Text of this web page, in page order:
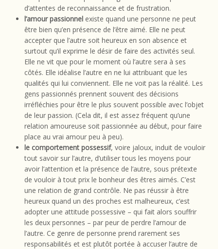
d’attentes de reconnaissance et de frustration.
l’amour passionnel existe quand une personne ne peut
être bien qu’en présence de l’être aimé. Elle ne peut
accepter que l’autre soit heureux en son absence et
surtout qu’il exprime le désir de faire des activités seul.
Elle ne vit que pour le moment où l’autre sera à ses
côtés. Elle idéalise l’autre en ne lui attribuant que les
qualités qui lui conviennent. Elle ne voit pas la réalité. Les
gens passionnés prennent souvent des décisions
irréfléchies pour être le plus souvent possible avec l’objet
de leur passion. (Cela dit, il est assez fréquent qu’une
relation amoureuse soit passionnée au début, pour faire
place au vrai amour peu à peu).
le comportement possessif, voire jaloux, induit de vouloir
tout savoir sur l’autre, d’utiliser tous les moyens pour
avoir l’attention et la présence de l’autre, sous prétexte
de vouloir à tout prix le bonheur des êtres aimés. C’est
une relation de grand contrôle. Ne pas réussir à être
heureux quand un des proches est malheureux, c’est
adopter une attitude possessive – qui fait alors souffrir
les deux personnes – par peur de perdre l’amour de
l’autre. Ce genre de personne prend rarement ses
responsabilités et est plutôt portée à accuser l’autre de